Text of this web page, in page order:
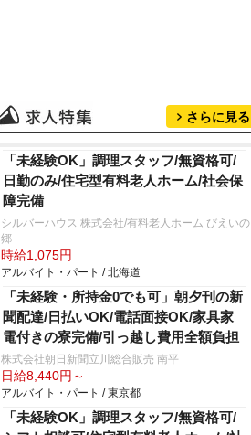
さらに見る
「未経験OK」調理スタッフ/無資格可/
日勤のみ/住宅型有料老人ホーム/社会保
障完備
シルバーハウス 株式会社/有料老人ホーム びえいの
郷
時給1,075円
アルバイト・パート / 北海道
「未経験・所持金0でも可」朝夕刊の新
聞配達/日払いOK/電話面接OK/家具家
電付きの寮完備/引っ越し費用全額負担
株式会社朝日新聞立川総合販売 南平
日給8,440円～
アルバイト・パート / 東京都
「未経験OK」調理スタッフ/無資格可/